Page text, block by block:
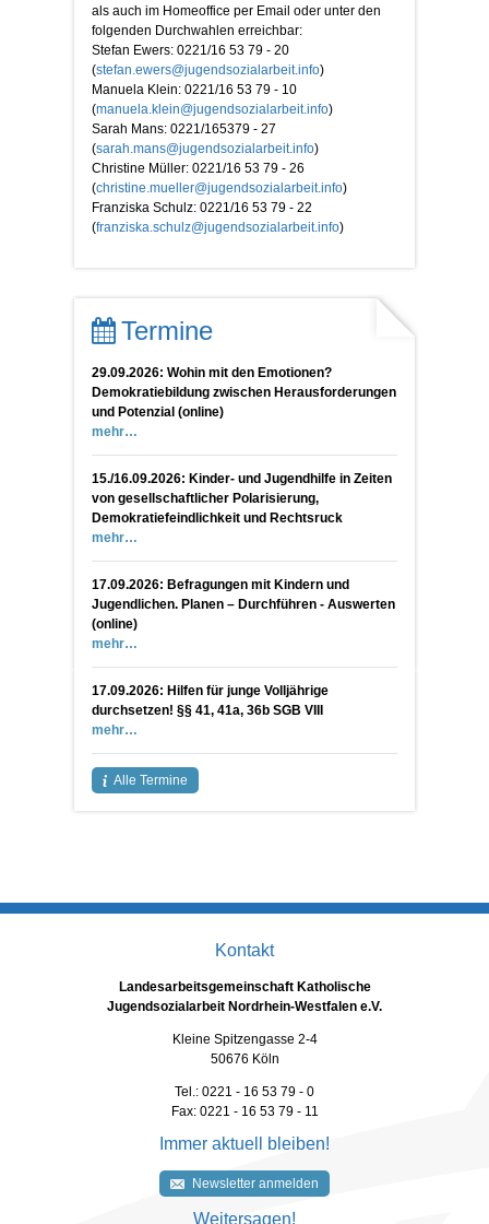
als auch im Homeoffice per Email oder unter den
folgenden Durchwahlen erreichbar:
Stefan Ewers: 0221/16 53 79 - 20
(stefan.ewers@jugendsozialarbeit.info)
Manuela Klein: 0221/16 53 79 - 10
(manuela.klein@jugendsozialarbeit.info)
Sarah Mans: 0221/165379 - 27
(sarah.mans@jugendsozialarbeit.info)
Christine Müller: 0221/16 53 79 - 26
(christine.mueller@jugendsozialarbeit.info)
Franziska Schulz: 0221/16 53 79 - 22
(franziska.schulz@jugendsozialarbeit.info)
Termine
29.09.2026: Wohin mit den Emotionen?
Demokratiebildung zwischen Herausforderungen
und Potenzial (online)
mehr
15./16.09.2026: Kinder- und Jugendhilfe in Zeiten
von gesellschaftlicher Polarisierung,
Demokratiefeindlichkeit und Rechtsruck
mehr
17.09.2026: Befragungen mit Kindern und
Jugendlichen. Planen – Durchführen - Auswerten
(online)
mehr
17.09.2026: Hilfen für junge Volljährige
durchsetzen! §§ 41, 41a, 36b SGB VIII
mehr
Alle Termine
Kontakt
Landesarbeitsgemeinschaft Katholische
Jugendsozialarbeit Nordrhein-Westfalen e.V.
Kleine Spitzengasse 2-4
50676 Köln
Tel.: 0221 - 16 53 79 - 0
Fax: 0221 - 16 53 79 - 11
Immer aktuell bleiben!
Newsletter anmelden
Weitersagen!